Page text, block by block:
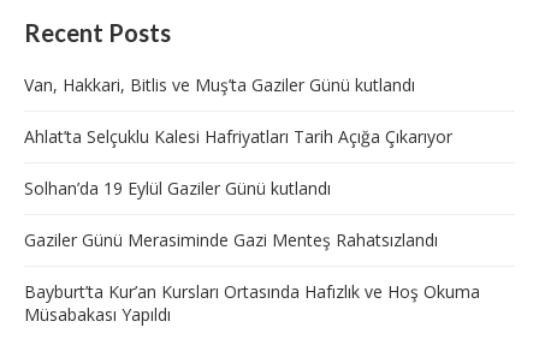
Recent Posts
Van, Hakkari, Bitlis ve Muş’ta Gaziler Günü kutlandı
Ahlat’ta Selçuklu Kalesi Hafriyatları Tarih Açığa Çıkarıyor
Solhan’da 19 Eylül Gaziler Günü kutlandı
Gaziler Günü Merasiminde Gazi Menteş Rahatsızlandı
Bayburt’ta Kur’an Kursları Ortasında Hafızlık ve Hoş Okuma
Müsabakası Yapıldı